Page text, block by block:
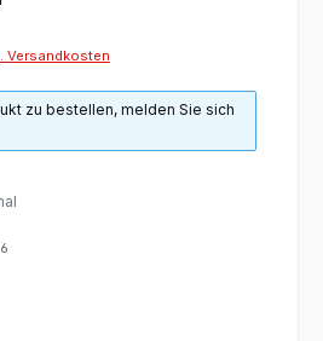
Versandkosten
zu bestellen, melden Sie sich